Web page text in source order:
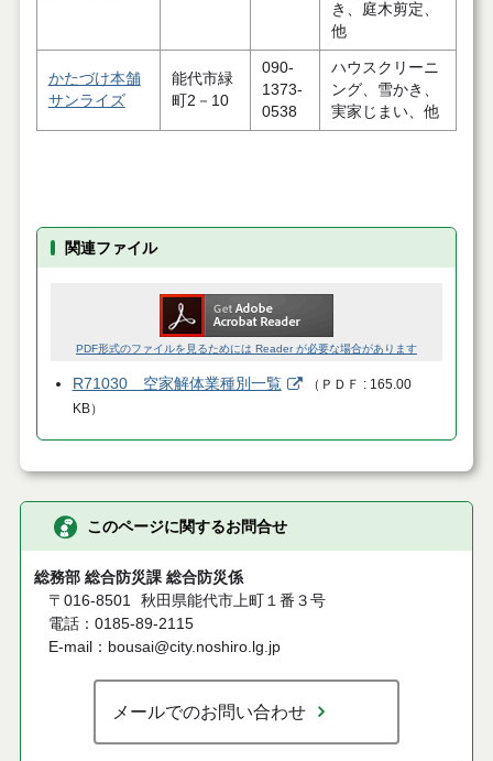
き、庭木剪定、
他
かたづけ本舗
サンライズ
能代市緑
町2－10
090-
1373-
0538
ハウスクリーニ
ング、雪かき、
実家じまい、他
関連ファイル
PDF形式のファイルを見るためには Reader が必要な場合があります
R71030 空家解体業種別一覧 （ ＰＤＦ
165.00
KB）
このページに関するお問合せ
総務部 総合防災課 総合防災係
〒016-8501
秋田県能代市上町１番３号
電話：0185-89-2115
E-mail：bousai@city.noshiro.lg.jp
メールでのお問い合わせ